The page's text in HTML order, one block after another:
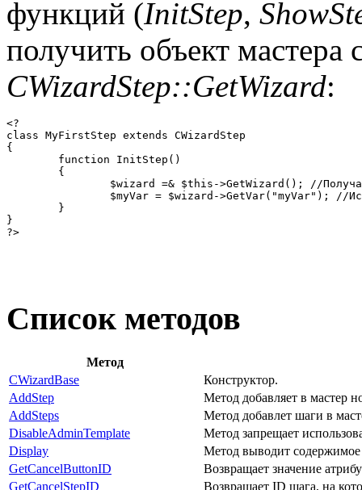
функций (InitStep,
получить объект
CWizardStep::GetWizard:
<?
class MyFirstStep extends CWizardStep
{
}
?>
Список методов
Метод
CWizardBase
Конструктор.
AddStep
Метод добавляет в мастер
AddSteps
Метод добавлет шаги в
DisableAdminTemplate
Метод запрещает
Display
Метод выводит содержимое
GetCancelButtonID
Возвращает значение
GetCancelStepID
Возвращает ID шага, на